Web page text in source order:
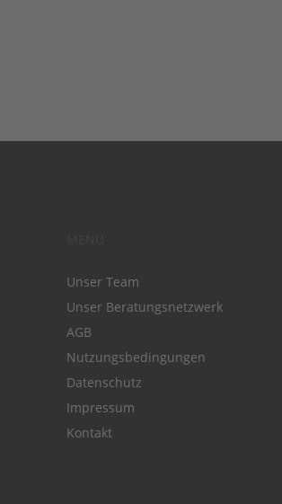
Unser Team
Unser Beratungsnetzwerk
AGB
Nutzungsbedingungen
Datenschutz
Impressum
Kontakt